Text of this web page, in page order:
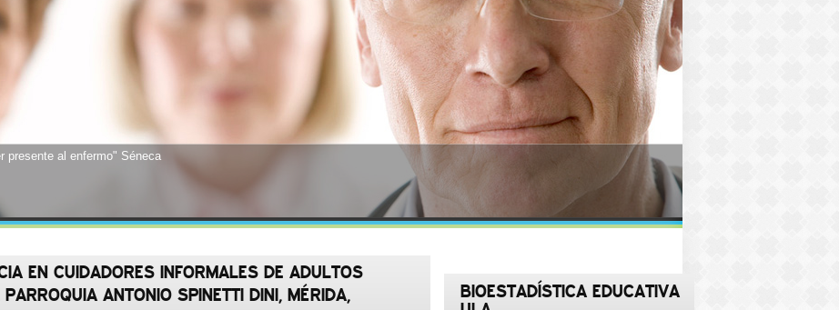
presente al enfermo" Séneca
el respeto por el paciente y los conceptos éticos y morales; entonces la ciencia y la conciencia estarán siempre del
Gerónimo Favaloro
BIOESTADÍSTICA EDUCATIVA
EN CUIDADORES INFORMALES DE ADULTOS
PARROQUIA ANTONIO SPINETTI DINI, MÉRIDA,